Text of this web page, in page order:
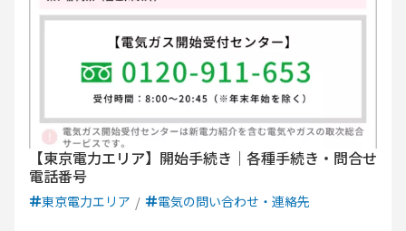
【東京電力エリア】開始手続き｜各種手続き・問合せ
電話番号
東京電力エリア 電気の問い合わせ・連絡先